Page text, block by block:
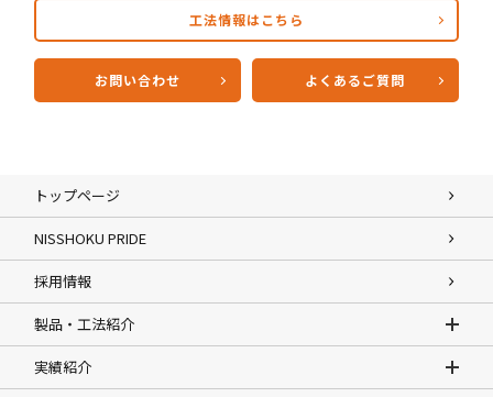
工法情報はこちら
お問い合わせ よくあるご質問
トップページ
NISSHOKU PRIDE
採用情報
製品・工法紹介
実績紹介